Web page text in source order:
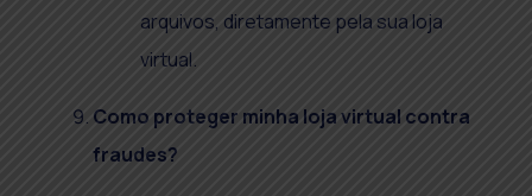
arquivos, diretamente pela sua loja
virtual.
Como proteger minha loja virtual contra
fraudes?